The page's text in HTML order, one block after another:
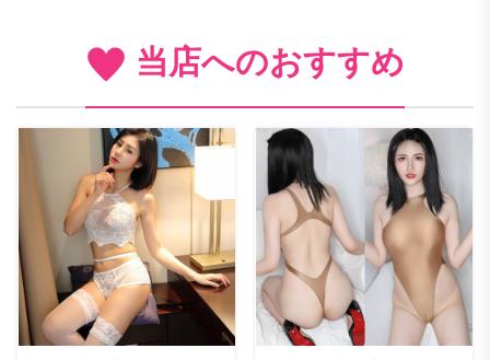
当店へのおすすめ